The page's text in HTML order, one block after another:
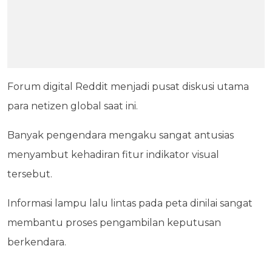
Forum digital Reddit menjadi pusat diskusi utama
para netizen global saat ini.
Banyak pengendara mengaku sangat antusias
menyambut kehadiran fitur indikator visual
tersebut.
Informasi lampu lalu lintas pada peta dinilai sangat
membantu proses pengambilan keputusan
berkendara.